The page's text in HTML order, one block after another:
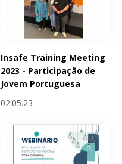
Insafe Training Meeting
2023 - Participação de
Jovem Portuguesa
02.05.23